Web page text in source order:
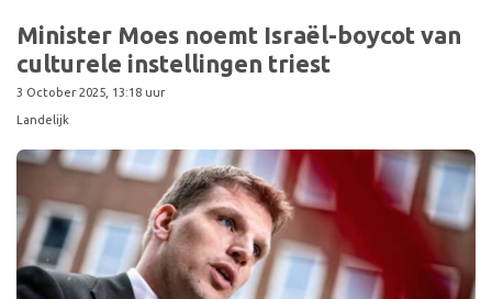
Minister Moes noemt Israël-boycot van
culturele instellingen triest
3 October 2025, 13:18 uur
Landelijk